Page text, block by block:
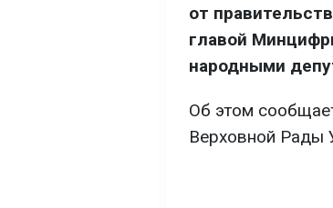
от
главой
народными
Об этом
Верховной Рады